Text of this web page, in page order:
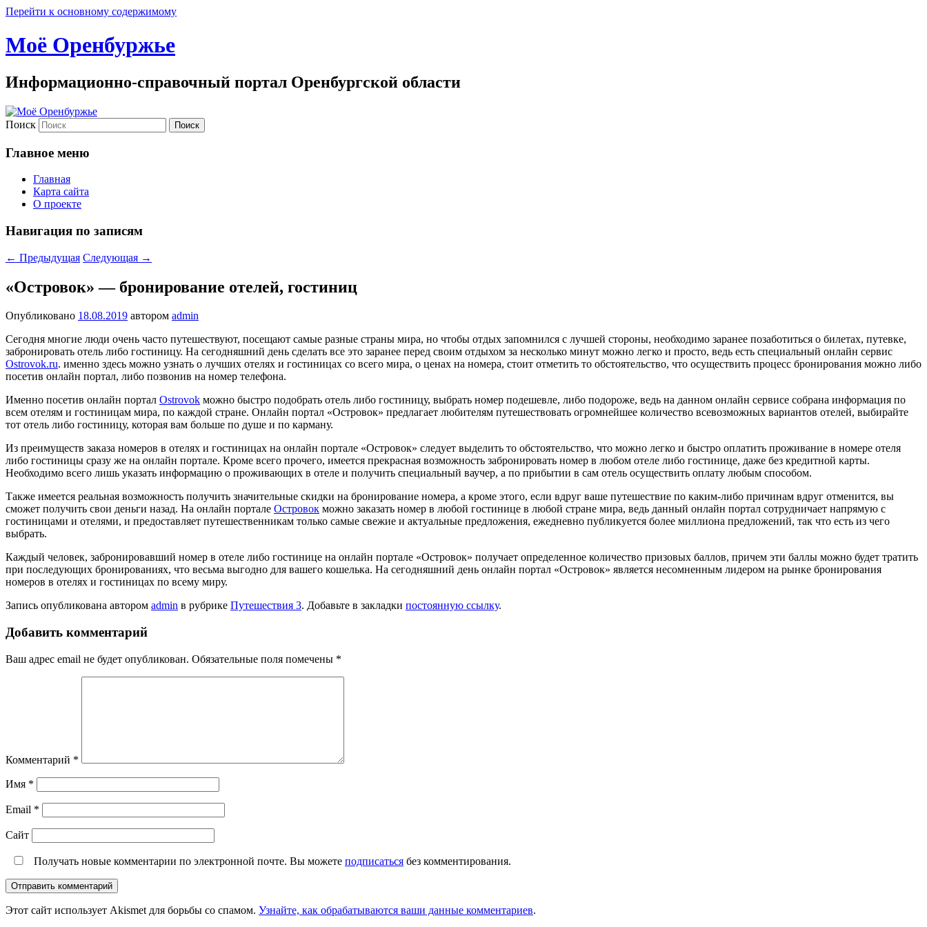
Перейти к основному содержимому
Моё Оренбуржье
Информационно-справочный портал Оренбургской области
Поиск
Главное меню
Главная
Карта сайта
О проекте
Навигация по записям
← Предыдущая Следующая →
«Островок» — бронирование отелей, гостиниц
Опубликовано 18.08.2019 автором admin
Сегодня многие люди очень часто путешествуют, посещают самые разные страны мира, но чтобы отдых запомнился с лучшей стороны, необходимо заранее позаботиться о билетах, путевке,
забронировать отель либо гостиницу. На сегодняшний день сделать все это заранее перед своим отдыхом за несколько минут можно легко и просто, ведь есть специальный онлайн сервис
Ostrovok.ru. именно здесь можно узнать о лучших отелях и гостиницах со всего мира, о ценах на номера, стоит отметить то обстоятельство, что осуществить процесс бронирования можно либо
посетив онлайн портал, либо позвонив на номер телефона.
Именно посетив онлайн портал Ostrovok можно быстро подобрать отель либо гостиницу, выбрать номер подешевле, либо подороже, ведь на данном онлайн сервисе собрана информация по
всем отелям и гостиницам мира, по каждой стране. Онлайн портал «Островок» предлагает любителям путешествовать огромнейшее количество всевозможных вариантов отелей, выбирайте
тот отель либо гостиницу, которая вам больше по душе и по карману.
Из преимуществ заказа номеров в отелях и гостиницах на онлайн портале «Островок» следует выделить то обстоятельство, что можно легко и быстро оплатить проживание в номере отеля
либо гостиницы сразу же на онлайн портале. Кроме всего прочего, имеется прекрасная возможность забронировать номер в любом отеле либо гостинице, даже без кредитной карты.
Необходимо всего лишь указать информацию о проживающих в отеле и получить специальный ваучер, а по прибытии в сам отель осуществить оплату любым способом.
Также имеется реальная возможность получить значительные скидки на бронирование номера, а кроме этого, если вдруг ваше путешествие по каким-либо причинам вдруг отменится, вы
сможет получить свои деньги назад. На онлайн портале Островок можно заказать номер в любой гостинице в любой стране мира, ведь данный онлайн портал сотрудничает напрямую с
гостиницами и отелями, и предоставляет путешественникам только самые свежие и актуальные предложения, ежедневно публикуется более миллиона предложений, так что есть из чего
выбрать.
Каждый человек, забронировавший номер в отеле либо гостинице на онлайн портале «Островок» получает определенное количество призовых баллов, причем эти баллы можно будет тратить
при последующих бронированиях, что весьма выгодно для вашего кошелька. На сегодняшний день онлайн портал «Островок» является несомненным лидером на рынке бронирования
номеров в отелях и гостиницах по всему миру.
Запись опубликована автором admin в рубрике Путешествия 3. Добавьте в закладки постоянную ссылку.
Добавить комментарий
Ваш адрес email не будет опубликован. Обязательные поля помечены *
Комментарий *
Имя *
Email *
Сайт
Получать новые комментарии по электронной почте. Вы можете подписаться без комментирования.
Этот сайт использует Akismet для борьбы со спамом. Узнайте, как обрабатываются ваши данные комментариев.